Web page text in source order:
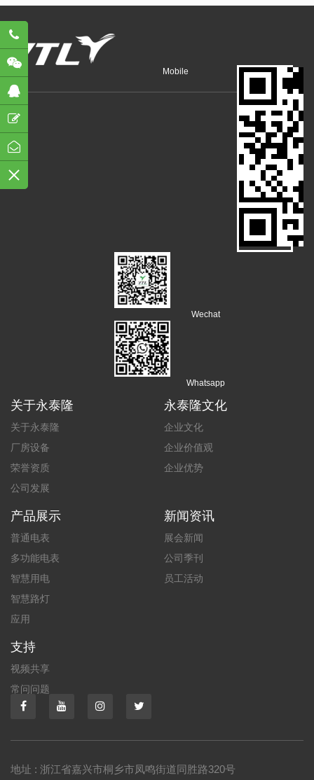
Mobile
Wechat
Whatsapp
关于永泰隆
关于永泰隆
厂房设备
荣誉资质
公司发展
永泰隆文化
企业文化
企业价值观
企业优势
产品展示
普通电表
多功能电表
智慧用电
智慧路灯
应用
新闻资讯
展会新闻
公司季刊
员工活动
支持
视频共享
常问问题
地址 : 浙江省嘉兴市桐乡市凤鸣街道同胜路320号